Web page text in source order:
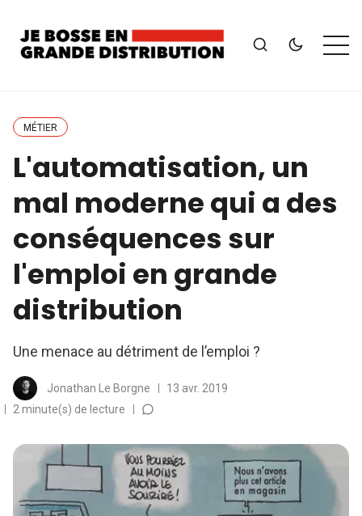
MÉTIER
L'automatisation, un
mal moderne qui a des
conséquences sur
l'emploi en grande
distribution
Une menace au détriment de l’emploi ?
Jonathan Le Borgne
13 avr. 2019
2 minute(s) de lecture